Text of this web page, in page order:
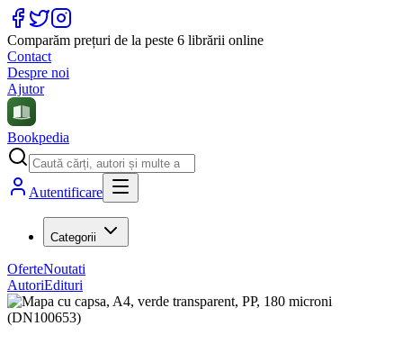
Comparăm prețuri de la peste 6 librării online
Contact
Despre noi
Ajutor
Bookpedia
Autentificare
Categorii
OferteNoutati
AutoriEdituri